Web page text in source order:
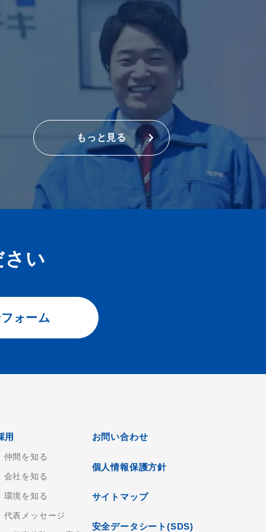
もっと見る
さい
ォーム
用
仲間を知る
会社を知る
環境を知る
代表メッセージ
お問い合わせ
個人情報保護方針
サイトマップ
安全データシート(SDS)